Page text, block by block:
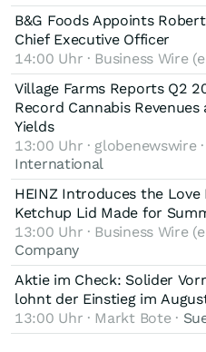
B&G Foods Appoints
Chief Executive Officer
14:00 Uhr · Business Wire
Village Farms Reports Q2
Record Cannabis
Yields
13:00 Uhr · globenewswire ·
International
HEINZ Introduces the
Ketchup Lid Made for
13:00 Uhr · Business Wire
Company
Aktie im Check: Solider
lohnt der Einstieg im
13:00 Uhr · Markt Bote ·